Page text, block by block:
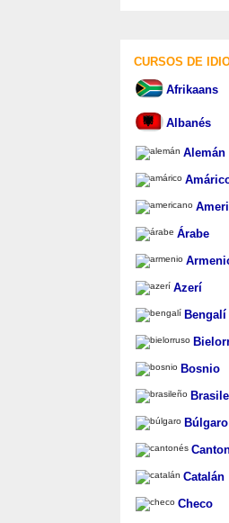
CURSOS DE
Afrikaans
Albanés
Alemán
Árabe
Azerí
Bengalí
Bosnio
Búlgaro
Catalán
Checo